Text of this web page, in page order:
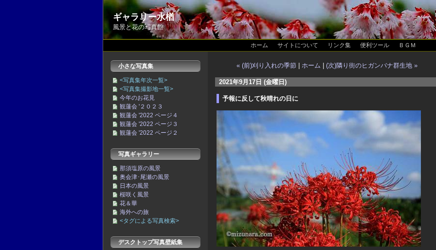
ギャラリー水楢
風景と花の写真館
ホーム サイトについて リンク集 便利ツール ＢＧＭ
« (前)刈り入れの季節 ホーム (次)隣り街のヒガンバナ群生地 »
2021年9月17日 (金曜日)
予報に反して秋晴れの日に
小さな写真集
<写真集年次一覧>
<写真集撮影地一覧>
今年のお花見
観蓮会 '２０２３
観蓮会 '2022 ページ４
観蓮会 '2022 ページ３
観蓮会 '2022 ページ２
写真ギャラリー
那須塩原の風景
奥会津･尾瀬の風景
日本の風景
桜咲く風景
花＆華
海外への旅
<タグによる写真検索>
デスクトップ写真壁紙集